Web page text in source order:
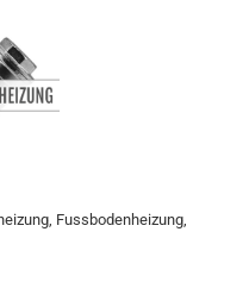
Fussbodenheizung,